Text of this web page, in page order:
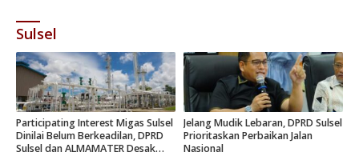
Sulsel
Participating Interest Migas Sulsel
Dinilai Belum Berkeadilan, DPRD
Sulsel dan ALMAMATER Desak
Jelang Mudik Lebaran, DPRD Sulsel
Prioritaskan Perbaikan Jalan
Nasional